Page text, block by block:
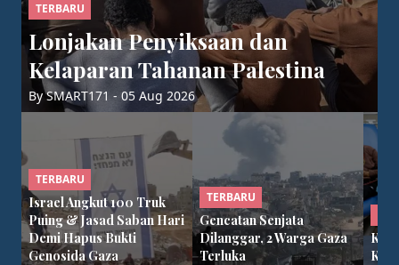
TERBARU
Lonjakan Penyiksaan dan
Kelaparan Tahanan Palestina
By SMART171 - 05 Aug 2026
TERBARU
Israel Angkut 100 Truk
Puing & Jasad Saban Hari
Demi Hapus Bukti
Genosida Gaza
TERBARU
Gencatan Senjata
Dilanggar, 2 Warga Gaza
Terluka